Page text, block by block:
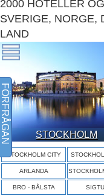
2000 HOTELLER
SVERIGE, NORGE,
LAND
STOCKHOLM
STOCKHOLM CITY
ARLANDA
BRO - BÅLSTA
FÖRFRÅGAN